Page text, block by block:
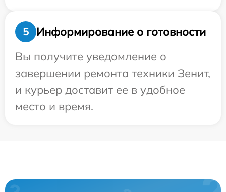
5
Информирование о готовности
Вы получите уведомление о
завершении ремонта техники Зенит,
и курьер доставит ее в удобное
место и время.